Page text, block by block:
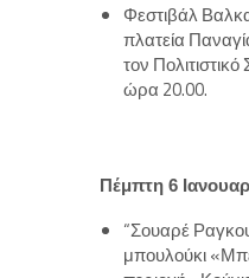
Φεστιβάλ
πλατεία
τον
ώρα 20.00.
Πέμπτη 6
“Σουαρέ
μπουλούκι